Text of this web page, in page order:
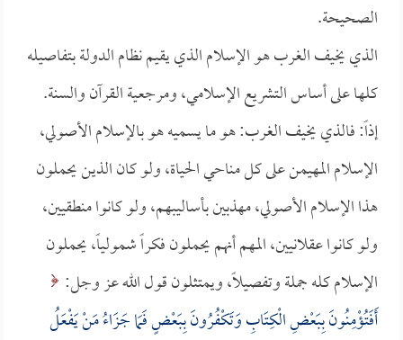
الصحيحة.
الذي يخيف الغرب هو الإسلام الذي يقيم نظام الدولة بتفاصيله
كلها على أساس التشريع الإسلامي، ومرجعية القرآن والسنة.
إذاً: فالذي يخيف الغرب: هو ما يسميه هو بالإسلام الأصولي،
الإسلام المهيمن على كل مناحي الحياة، ولو كان الذين يحملون
هذا الإسلام الأصولي، مهذبين بأساليبهم، ولو كانوا منطقيين،
ولو كانوا عقلانيين، المهم أنهم يحملون فكراً شمولياً، يحملون
الإسلام كله جملة وتفصيلاً، ويمتثلون قول الله عز وجل:
أَفَتُؤْمِنُونَ بِبَعْضِ الْكِتَابِ وَتَكْفُرُونَ بِبَعْضٍ فَمَا جَزَاءُ مَنْ يَفْعَلُ